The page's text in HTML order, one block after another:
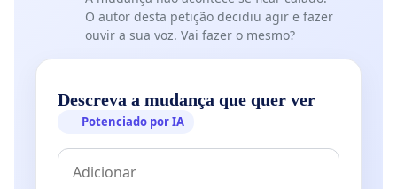
Mas é uma VERGONHA que esta empresa tão
mais de 70 mil aposentados e pensionistas,
O autor desta petição decidiu agir e fazer
ouvir a sua voz. Vai fazer o mesmo?
Descreva a mudança que quer ver
Potenciado por IA